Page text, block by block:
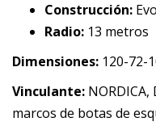
Construcción:
Radio: 13 metros
Dimensiones: 120-72-
Vinculante:
marcos de botas de